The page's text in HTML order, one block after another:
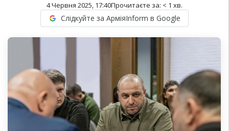
4 Червня 2025, 17:40Прочитаєте за: < 1 хв.
Слідкуйте за АрміяInform в Google